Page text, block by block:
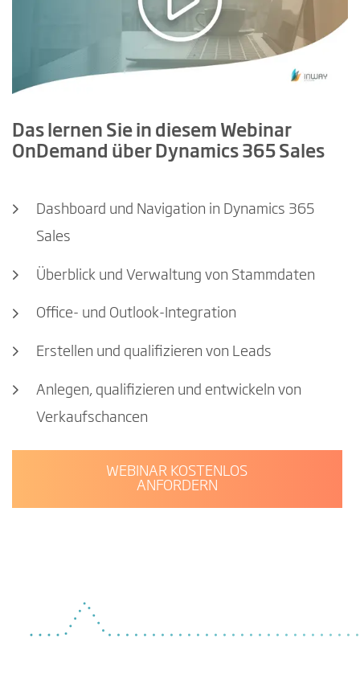
Das lernen Sie in diesem Webinar
OnDemand über Dynamics 365 Sales
Dashboard und Navigation in Dynamics 365
Sales
Überblick und Verwaltung von Stammdaten
Office- und Outlook-Integration
Erstellen und qualifizieren von Leads
Anlegen, qualifizieren und entwickeln von
Verkaufschancen
WEBINAR KOSTENLOS
ANFORDERN